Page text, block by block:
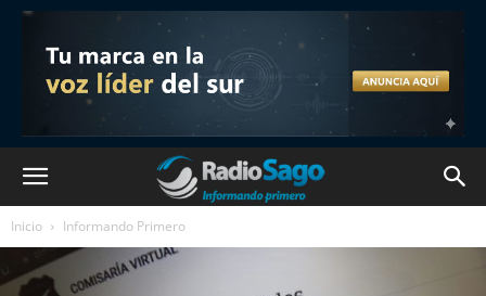
Inicio Informando Primero